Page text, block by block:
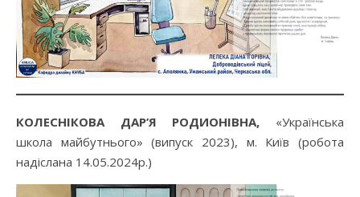
КОЛЕСНІКОВА ДАР’Я РОДИОНІВНА, «Українська
школа майбутнього» (випуск 2023), м. Київ (робота
надіслана 14.05.2024р.)